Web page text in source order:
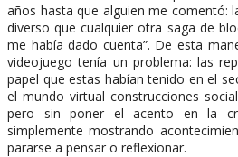
años hasta que alguien me comentó:
diverso que cualquier otra saga de
me había dado cuenta”. De esta
videojuego tenía un problema: las
papel que estas habían tenido en el
el mundo virtual construcciones
pero sin poner el acento en la
simplemente mostrando
pararse a pensar o reflexionar.